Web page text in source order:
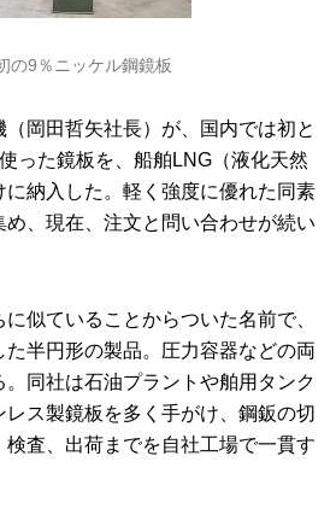
の9％ニッケル鋼鏡板
岡田哲矢社長）が、国内では初と
った鏡板を、船舶LNG（液化天然
に納入した。軽く強度に優れた同素
、現在、注文と問い合わせが続い
似ていることからついた名前で、
半円形の製品。圧力容器などの両
同社は石油プラントや舶用タンク
ス製鏡板を多く手がけ、鋼鈑の切
検査、出荷までを自社工場で一貫す